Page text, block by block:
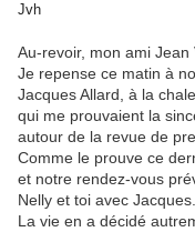
Jvh
Au-revoir, mon ami Jean
Je repense ce matin à
Jacques Allard, à la
qui me prouvaient la
autour de la revue de
Comme le prouve ce
et notre rendez-vous
Nelly et toi avec Jacques.
La vie en a décidé